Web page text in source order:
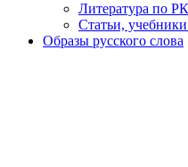
Литература по
Статьи,
Образы русского слова